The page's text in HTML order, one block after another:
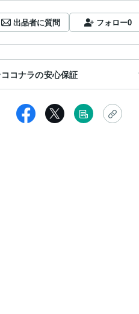
出品者に質問 フォロー0
ココナラの安心保証